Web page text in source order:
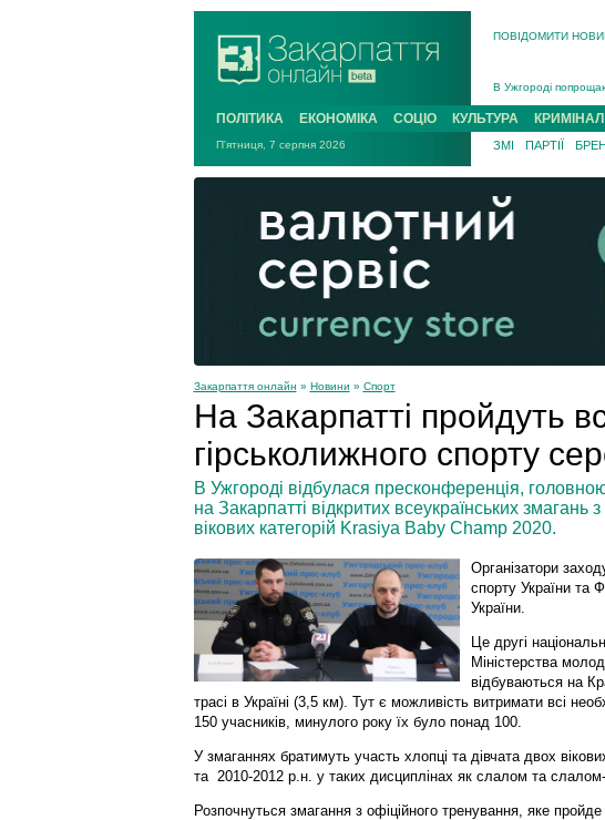
ПОВІДОМИТИ
В Ужгороді
В Ужгороді 5
Підтвердили
На війні з рф поліг
На Хустщині
Інструктора
ПОЛІТИКА ЕКОНОМІКА СОЦІО КУЛЬТУРА КРИМІНАЛ
П'ятниця, 7 серпня 2026 ЗМІ ПАРТІЇ
Закарпаття онлайн » Новини » Спорт
На Закарпатті пройдуть
гірськолижного спорту
В Ужгороді відбулася пресконференція,
на Закарпатті відкритих всеукраїнських
вікових категорій Krasiya Baby Champ 2020.
Організатори
спорту України та
України.
Це другі
Міністерства
відбуваються на
трасі в Україні (3,5 км). Тут є можливість витримати всі
150 учасників, минулого року їх було понад 100.
У змаганнях братимуть участь хлопці та дівчата двох
та 2010-2012 р.н. у таких дисциплінах як слалом та слалом-
Розпочнуться змагання з офіційного тренування, яке